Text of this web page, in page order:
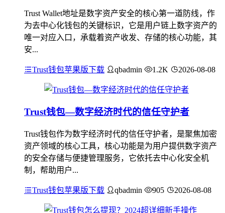
Trust Wallet地址是数字资产安全的核心第一道防线，作
为去中心化钱包的关键标识，它是用户链上数字资产的
唯一对应入口，承载着资产收发、存储的核心功能，其
安...
Trust钱包苹果版下载 qbadmin 1.2K 2026-08-08
Trust钱包—数字经济时代的信任守护者
Trust钱包作为数字经济时代的信任守护者，是聚焦加密
资产领域的核心工具，核心功能是为用户提供数字资产
的安全存储与便捷管理服务，它依托去中心化安全机
制，帮助用户...
Trust钱包苹果版下载 qbadmin 905 2026-08-08